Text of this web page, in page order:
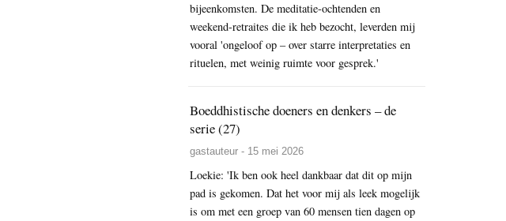
bijeenkomsten. De meditatie-ochtenden en
weekend-retraites die ik heb bezocht, leverden mij
vooral 'ongeloof op – over starre interpretaties en
rituelen, met weinig ruimte voor gesprek.'
Boeddhistische doeners en denkers – de
serie (27)
gastauteur - 15 mei 2026
Loekie: 'Ik ben ook heel dankbaar dat dit op mijn
pad is gekomen. Dat het voor mij als leek mogelijk
is om met een groep van 60 mensen tien dagen op